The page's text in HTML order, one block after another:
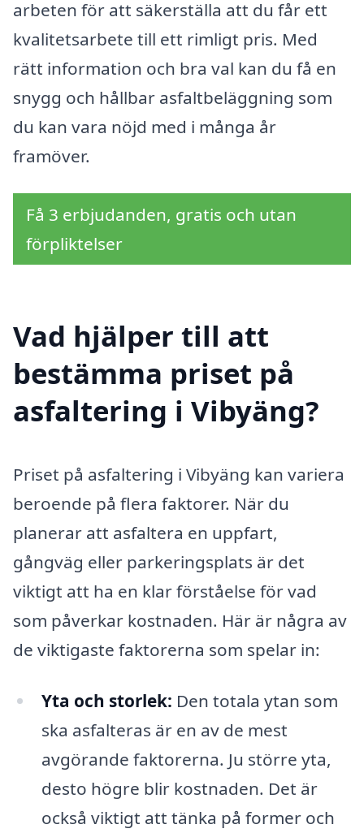
arbeten för att säkerställa att du får ett
kvalitetsarbete till ett rimligt pris. Med
rätt information och bra val kan du få en
snygg och hållbar asfaltbeläggning som
du kan vara nöjd med i många år
framöver.
Få 3 erbjudanden, gratis och utan
förpliktelser
Vad hjälper till att
bestämma priset på
asfaltering i Vibyäng?
Priset på asfaltering i Vibyäng kan variera
beroende på flera faktorer. När du
planerar att asfaltera en uppfart,
gångväg eller parkeringsplats är det
viktigt att ha en klar förståelse för vad
som påverkar kostnaden. Här är några av
de viktigaste faktorerna som spelar in:
Yta och storlek: Den totala ytan som
ska asfalteras är en av de mest
avgörande faktorerna. Ju större yta,
desto högre blir kostnaden. Det är
också viktigt att tänka på former och